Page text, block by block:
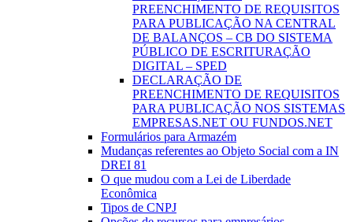
PREENCHIMENTO DE REQUISITOS
PARA PUBLICAÇÃO NA CENTRAL
DE BALANÇOS – CB DO SISTEMA
PÚBLICO DE ESCRITURAÇÃO
DIGITAL – SPED
DECLARAÇÃO DE
PREENCHIMENTO DE REQUISITOS
PARA PUBLICAÇÃO NOS SISTEMAS
EMPRESAS.NET OU FUNDOS.NET
Formulários para Armazém
Mudanças referentes ao Objeto Social com a IN
DREI 81
O que mudou com a Lei de Liberdade
Econômica
Tipos de CNPJ